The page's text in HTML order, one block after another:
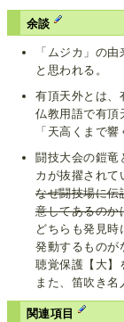
余談
「ムジカ」の
と思われる。
有頂天外とは、
仏教用語で有頂
「天高くまで
闘技大会の鎧竜
カが抜擢されて
なぜ闘技場に伝
意してあるのか
どちらも発見
発動するものが
聴覚保護【大】
また、笛吹き名
関連項目